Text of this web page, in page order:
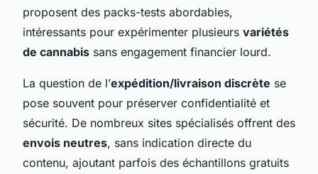
proposent des packs-tests abordables,
intéressants pour expérimenter plusieurs variétés
de cannabis sans engagement financier lourd.
La question de l’expédition/livraison discrète se
pose souvent pour préserver confidentialité et
sécurité. De nombreux sites spécialisés offrent des
envois neutres, sans indication directe du
contenu, ajoutant parfois des échantillons gratuits